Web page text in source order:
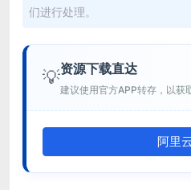
们进行处理。
💡资源下载直达
建议使用官方APP转存，以获
阿里